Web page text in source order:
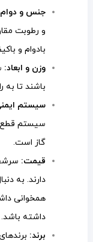
جنس و
و رطوبت
بادوام و
وزن و ابعاد:
باشند تا
سیستم
سیستم قطع
گاز است.
قیمت:
دارند. به
همخوانی
داشته باشد.
برند: